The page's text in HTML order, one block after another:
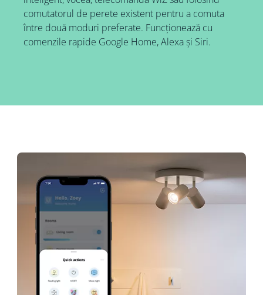
comutatorul de perete existent pentru a comuta
între două moduri preferate. Funcționează cu
comenzile rapide Google Home, Alexa și Siri.